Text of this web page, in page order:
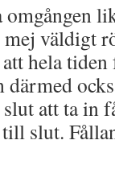
mej väldigt
hela
därmed
att ta in
slut.